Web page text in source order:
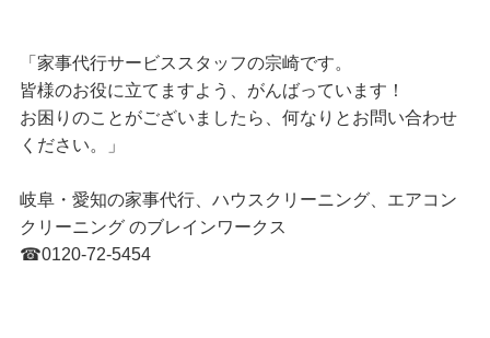
「家事代行サービススタッフの宗崎です。
皆様のお役に立てますよう、がんばっています！
お困りのことがございましたら、何なりとお問い合わせ
ください。」
岐阜・愛知の家事代行、ハウスクリーニング、エアコン
クリーニング のブレインワークス
☎︎0120-72-5454